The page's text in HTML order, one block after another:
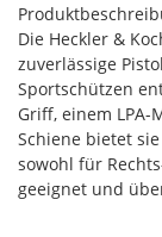
Die Heckler &
zuverlässige
Sportschützen
Griff, einem
Schiene bietet
sowohl für
geeignet und